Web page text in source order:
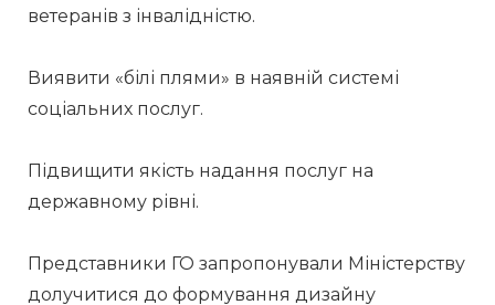
ветеранів з інвалідністю.
Виявити «білі плями» в наявній системі
соціальних послуг.
Підвищити якість надання послуг на
державному рівні.
Представники ГО запропонували Міністерству
долучитися до формування дизайну